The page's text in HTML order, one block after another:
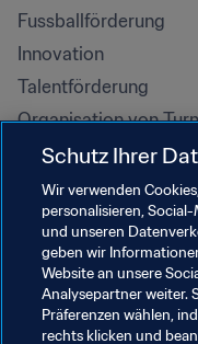
Fussballförderung
Innovation
Talentförderung
Organisation von
Nachhaltigkeit
Menschenrechte und
Antidiskriminierung
Gesundheit und
Bildungsinitiativen
Schutz Ihrer
Wir verwenden
personalisieren,
und unseren
geben wir
Website an unsere
Analysepartner weiter.
Präferenzen wählen,
rechts klicken und